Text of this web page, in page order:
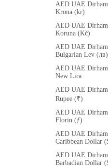
AED UAE Dirham
Krona (kr)
AED UAE Dirham
Koruna (Kč)
AED UAE Dirham
Bulgarian Lev (лв)
AED UAE Dirham
New Lira
AED UAE Dirham
Rupee (₹)
AED UAE Dirham
Florin (ƒ)
AED UAE Dirham
Caribbean Dollar
AED UAE Dirham
Barbadian Dollar